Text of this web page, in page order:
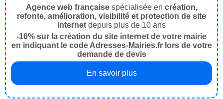
Agence web françaisespécialisée en création,
refonte, amélioration, visibilité et protection de site
internet depuis plus de 10 ans
-10% sur la création du site internet de votre mairie
en indiquant le code Adresses-Mairies.fr lors de votre
demande de devis
En savoir plus